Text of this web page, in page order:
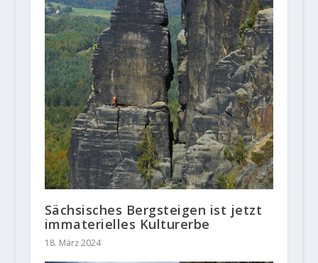
Sächsisches Bergsteigen ist jetzt
immaterielles Kulturerbe
18. März 2024